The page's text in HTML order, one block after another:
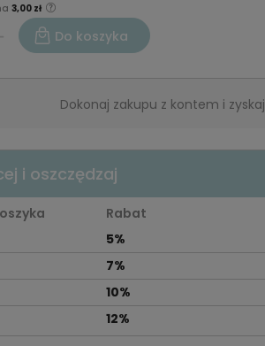
3,00 zł
Do koszyka
Dokonaj zakupu z kontem i zyskaj
i oszczędzaj
Rabat
5%
7%
10%
12%